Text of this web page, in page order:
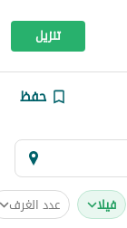
تنزيل
حفظ
فیلا عدد الغرف